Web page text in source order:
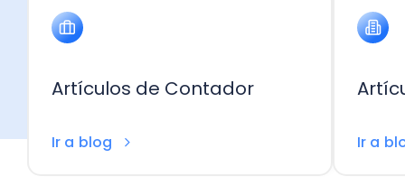
Artículos de Contador
Ir a blog Ir a